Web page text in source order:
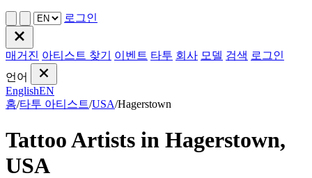
로그인
매거진 아티스트 찾기 이벤트 타투 회사 모델 검색 로그인
언어
EnglishEN
홈/타투 아티스트/USA/Hagerstown
Tattoo Artists in Hagerstown,
USA